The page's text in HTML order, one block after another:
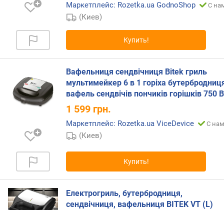
м
о
д
о
о
г
и
д
ш
ы
Маркетплейс: Rozetka.ua GodnoShop С
(Киев)
Купить!
Вафельниця сендвічниця Bitek гриль
мультимейкер 6 в 1 горіха
вафель сендвічів пончиків горішків 750
1 599 грн.
Маркетплейс: Rozetka.ua ViceDevice С
(Киев)
Купить!
Електрогриль, бутербродниця,
сендвічниця, вафельниця BITEK VT (L)